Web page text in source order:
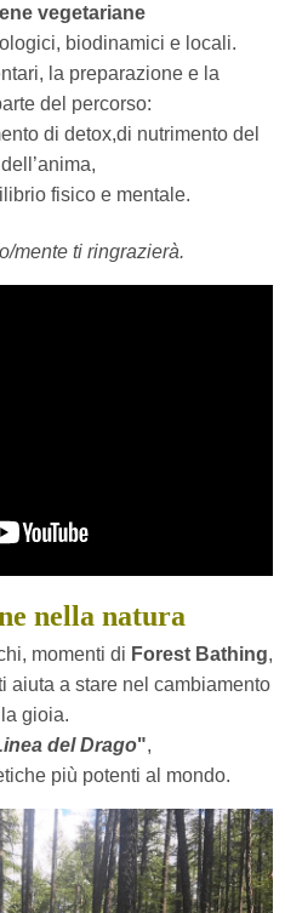
vegetariane
biodinamici e locali.
la preparazione e la
del percorso:
di detox,di nutrimento del
fisico e mentale.
mente ti ringrazierà.
nella natura
momenti di Forest Bathing,
aiuta a stare nel cambiamento
gioia.
del Drago",
più potenti al mondo.